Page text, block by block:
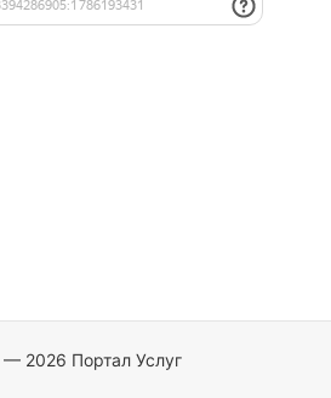
2026 Портал Услуг